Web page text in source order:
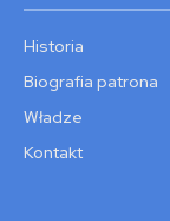
Historia
Biografia patrona
Władze
Kontakt